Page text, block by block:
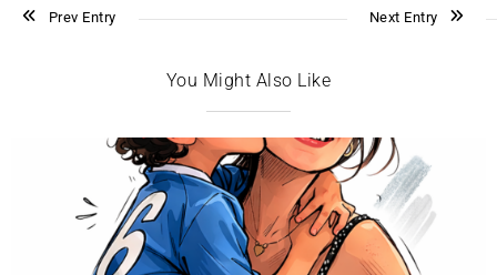
Prev Entry Next Entry
You Might Also Like